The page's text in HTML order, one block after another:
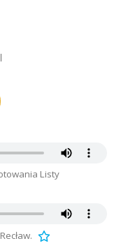
Listy